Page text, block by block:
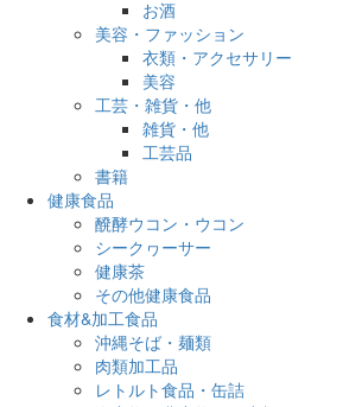
お酒
美容・ファッション
衣類・アクセサリー
美容
工芸・雑貨・他
雑貨・他
工芸品
書籍
健康食品
醗酵ウコン・ウコン
シークヮーサー
健康茶
その他健康食品
食材&加工食品
沖縄そば・麺類
肉類加工品
レトルト食品・缶詰